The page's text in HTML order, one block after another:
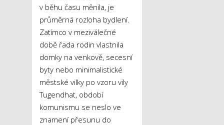
v běhu času měnila, je
průměrná rozloha bydlení.
Zatímco v meziválečné
době řada rodin vlastnila
domky na venkově, secesní
byty nebo minimalistické
městské vilky po vzoru vily
Tugendhat, období
komunismu se neslo ve
znamení přesunu do